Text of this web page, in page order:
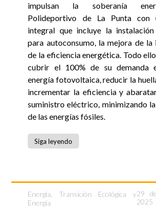
impulsan la soberanía
Polideportivo de La Punta con
integral que incluye la
para autoconsumo, la mejora de la
de la eficiencia energética. Todo
cubrir el 100% de su demanda
energía fotovoltaica, reducir la
incrementar la eficiencia y
suministro eléctrico, minimizando
de las energías fósiles.
Siga leyendo
Energía
Transición Ecológica y
Energía
29
2025